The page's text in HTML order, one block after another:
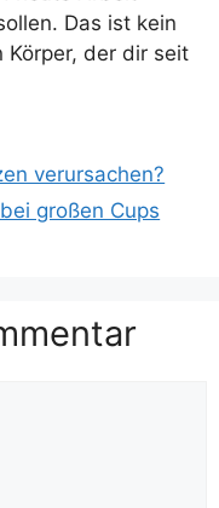
Das ist kein
Körper, der dir seit
verursachen?
großen Cups